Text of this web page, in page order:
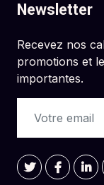
Newsletter
Recevez nos
promotions et
importantes.